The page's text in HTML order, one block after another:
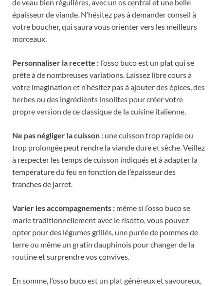
de veau bien régulières, avec un os central et une belle
épaisseur de viande. N’hésitez pas à demander conseil à
votre boucher, qui saura vous orienter vers les meilleurs
morceaux.
Personnaliser la recette : l’osso buco est un plat qui se
prête à de nombreuses variations. Laissez libre cours à
votre imagination et n’hésitez pas à ajouter des épices, des
herbes ou des ingrédients insolites pour créer votre
propre version de ce classique de la cuisine italienne.
Ne pas négliger la cuisson : une cuisson trop rapide ou
trop prolongée peut rendre la viande dure et sèche. Veillez
à respecter les temps de cuisson indiqués et à adapter la
température du feu en fonction de l’épaisseur des
tranches de jarret.
Varier les accompagnements : même si l’osso buco se
marie traditionnellement avec le risotto, vous pouvez
opter pour des légumes grillés, une purée de pommes de
terre ou même un gratin dauphinois pour changer de la
routine et surprendre vos convives.
En somme, l’osso buco est un plat généreux et savoureux,